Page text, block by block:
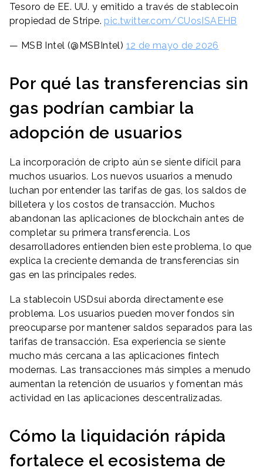
Tesoro de EE. UU. y emitido a través de stablecoin
propiedad de Stripe. pic.twitter.com/CUosISAEHB
— MSB Intel (@MSBIntel) 12 de mayo de 2026
Por qué las transferencias sin
gas podrían cambiar la
adopción de usuarios
La incorporación de cripto aún se siente difícil para
muchos usuarios. Los nuevos usuarios a menudo
luchan por entender las tarifas de gas, los saldos de
billetera y los costos de transacción. Muchos
abandonan las aplicaciones de blockchain antes de
completar su primera transferencia. Los
desarrolladores entienden bien este problema, lo que
explica la creciente demanda de transferencias sin
gas en las principales redes.
La stablecoin USDsui aborda directamente ese
problema. Los usuarios pueden mover fondos sin
preocuparse por mantener saldos separados para las
tarifas de transacción. Esa experiencia se siente
mucho más cercana a las aplicaciones fintech
modernas. Las transacciones más simples a menudo
aumentan la retención de usuarios y fomentan más
actividad en las aplicaciones descentralizadas.
Cómo la liquidación rápida
fortalece el ecosistema de